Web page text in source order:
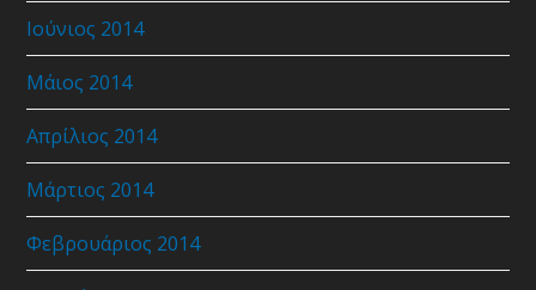
Ιούνιος 2014
Μάιος 2014
Απρίλιος 2014
Μάρτιος 2014
Φεβρουάριος 2014